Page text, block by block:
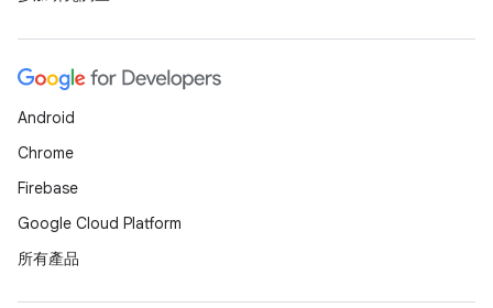
Android
Chrome
Firebase
Google Cloud Platform
所有產品